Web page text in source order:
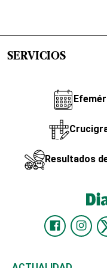
SERVICIOS
Resultados